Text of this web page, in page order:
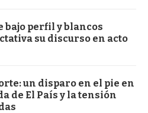
bajo perfil y blancos
su discurso en acto
un disparo en el pie en
de El País y la tensión